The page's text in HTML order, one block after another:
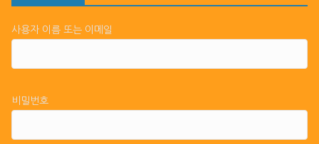
사용자 이름 또는 이메일
비밀번호